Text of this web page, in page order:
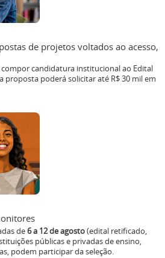
de projetos voltados ao acesso,
candidatura institucional ao Edital
proposta poderá solicitar até R$ 30 mil em
de6 a 12 de agosto(edital retificado,
públicas e privadas de ensino,
podem participar da seleção.